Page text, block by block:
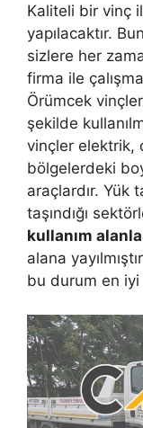
Kaliteli bir vinç
yapılacaktır.
sizlere her
firma ile
Örümcek
şekilde
vinçler elektrik,
bölgelerdeki
araçlardır. Yük
taşındığı
kullanım
alana
bu durum en iyi